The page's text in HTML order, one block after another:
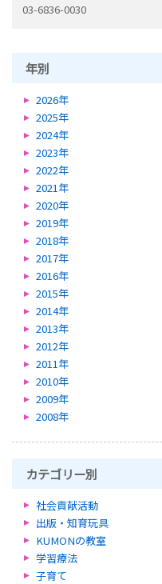
03-6836-0030
年別
2026年
2025年
2024年
2023年
2022年
2021年
2020年
2019年
2018年
2017年
2016年
2015年
2014年
2013年
2012年
2011年
2010年
2009年
2008年
カテゴリー別
社会貢献活動
出版・知育玩具
KUMONの教室
学習療法
子育て